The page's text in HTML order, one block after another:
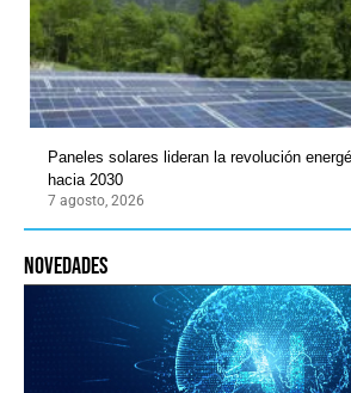
Paneles solares lideran la revolución
hacia 2030
7 agosto, 2026
novedades